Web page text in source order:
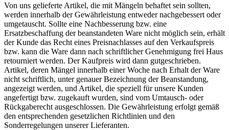
Von uns gelieferte Artikel, die mit Mängeln behaftet sein sollten,
werden innerhalb der Gewährleistung entweder nachgebessert oder
umgetauscht. Sollte eine Nachbesserung bzw. eine
Ersatzbeschaffung der beanstandeten Ware nicht möglich sein, erhält
der Kunde das Recht eines Preisnachlasses auf den Verkaufspreis
bzw. kann die Ware dann nach schriftlicher Genehmigung frei Haus
retourniert werden. Der Kaufpreis wird dann gutgeschrieben.
Artikel, deren Mängel innerhalb einer Woche nach Erhalt der Ware
nicht schriftlich, unter genauer Bezeichnung der Beanstandung,
angezeigt werden, und Artikel, die speziell für unsere Kunden
angefertigt bzw. zugekauft wurden, sind vom Umtausch- oder
Rückgaberecht ausgeschlossen. Die Gewährleistung erfolgt gemäß
den entsprechenden gesetzlichen Richtlinien und den
Sonderregelungen unserer Lieferanten.